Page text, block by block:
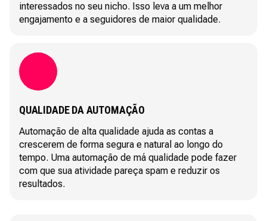
interessados no seu nicho. Isso leva a um melhor
engajamento e a seguidores de maior qualidade.
QUALIDADE DA AUTOMAÇÃO
Automação de alta qualidade ajuda as contas a
crescerem de forma segura e natural ao longo do
tempo. Uma automação de má qualidade pode fazer
com que sua atividade pareça spam e reduzir os
resultados.